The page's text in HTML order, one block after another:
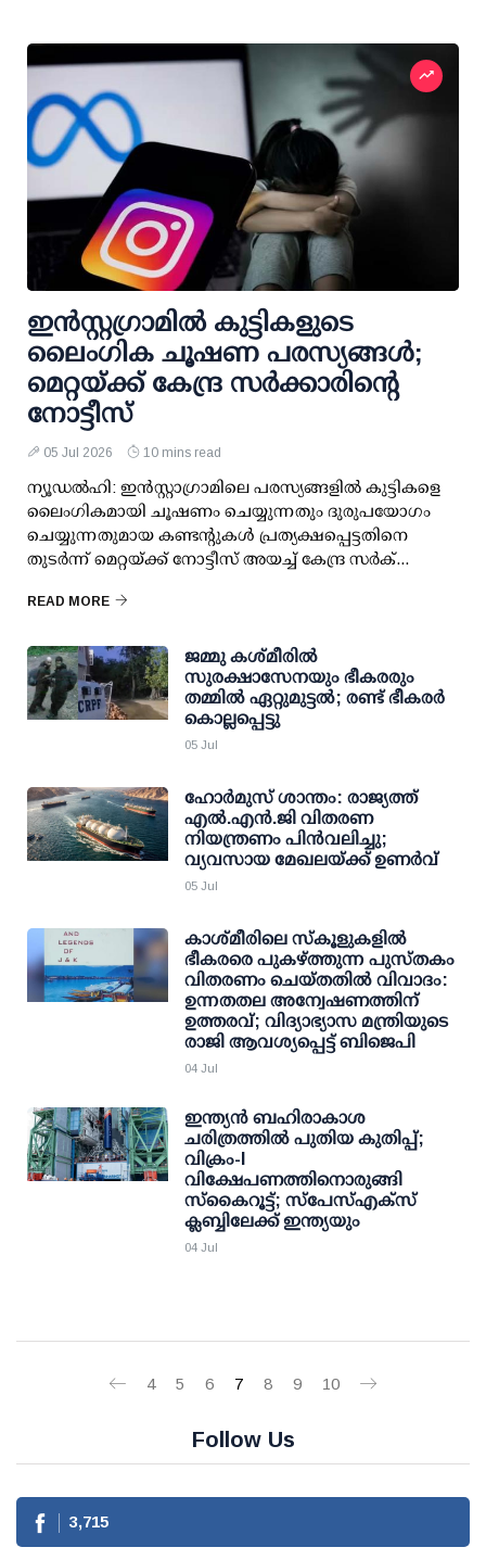
ഇന്‍സ്റ്റഗ്രാമില്‍ കുട്ടികളുടെ
ലൈംഗിക ചൂഷണ പരസ്യങ്ങള്‍;
മെറ്റയ്ക്ക് കേന്ദ്ര സര്‍ക്കാരിന്റെ
നോട്ടീസ്
05 Jul 2026 10 mins read
ന്യൂഡല്‍ഹി: ഇന്‍സ്റ്റാഗ്രാമിലെ പരസ്യങ്ങളില്‍ കുട്ടികളെ
ലൈംഗികമായി ചൂഷണം ചെയ്യുന്നതും ദുരുപയോഗം
ചെയ്യുന്നതുമായ കണ്ടന്റുകള്‍ പ്രത്യക്ഷപ്പെട്ടതിനെ
തുടര്‍ന്ന് മെറ്റയ്ക്ക് നോട്ടീസ് അയച്ച് കേന്ദ്ര സര്‍ക്...
READ MORE
ജമ്മു കശ്മീരിൽ
സുരക്ഷാസേനയും ഭീകരരും
തമ്മില്‍ ഏറ്റുമുട്ടല്‍; രണ്ട് ഭീകരർ
കൊല്ലപ്പെട്ടു
05 Jul
ഹോര്‍മുസ് ശാന്തം: രാജ്യത്ത്
എല്‍.എന്‍.ജി വിതരണ
നിയന്ത്രണം പിന്‍വലിച്ചു;
വ്യവസായ മേഖലയ്ക്ക് ഉണര്‍വ്
05 Jul
കാശ്മീരിലെ സ്‌കൂളുകളില്‍
ഭീകരരെ പുകഴ്ത്തുന്ന പുസ്തകം
വിതരണം ചെയ്തതില്‍ വിവാദം:
ഉന്നതതല അന്വേഷണത്തിന്
ഉത്തരവ്; വിദ്യാഭ്യാസ മന്ത്രിയുടെ
രാജി ആവശ്യപ്പെട്ട് ബിജെപി
04 Jul
ഇന്ത്യൻ ബഹിരാകാശ
ചരിത്രത്തിൽ പുതിയ കുതിപ്പ്;
വിക്രം-I
വിക്ഷേപണത്തിനൊരുങ്ങി
സ്‌കൈറൂട്ട്; സ്പേസ്എക്സ്
ക്ലബ്ബിലേക്ക് ഇന്ത്യയും
04 Jul
4 5 6 7 8 9 10
Follow Us
3,715